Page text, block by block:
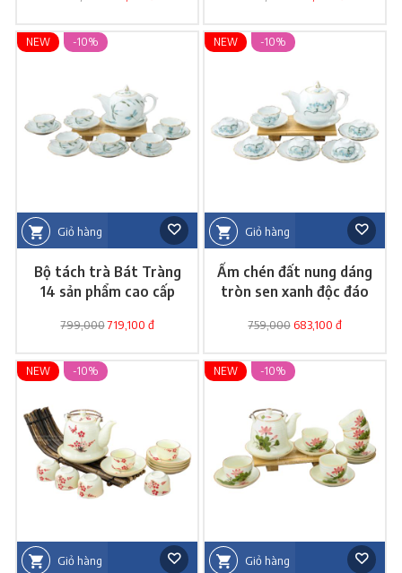
Giỏ hàng
NEW -10%
Bộ tách trà Bát Tràng
14 sản phẩm cao cấp
799,000719,100 đ
Giỏ hàng
NEW -10%
Ấm chén đất nung dáng
tròn sen xanh độc đáo
759,000683,100 đ
Giỏ hàng
NEW -10%
Giỏ hàng
NEW -10%